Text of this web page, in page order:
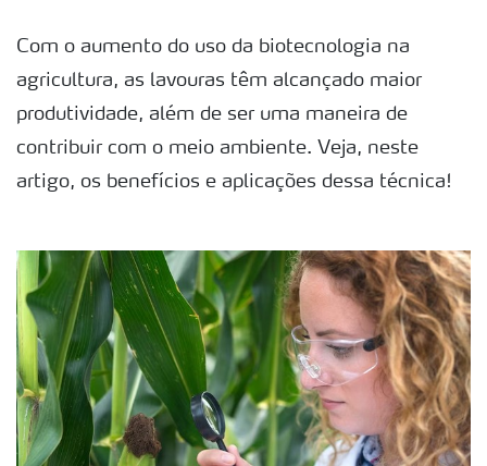
Com o aumento do uso da biotecnologia na
agricultura, as lavouras têm alcançado maior
produtividade, além de ser uma maneira de
contribuir com o meio ambiente. Veja, neste
artigo, os benefícios e aplicações dessa técnica!